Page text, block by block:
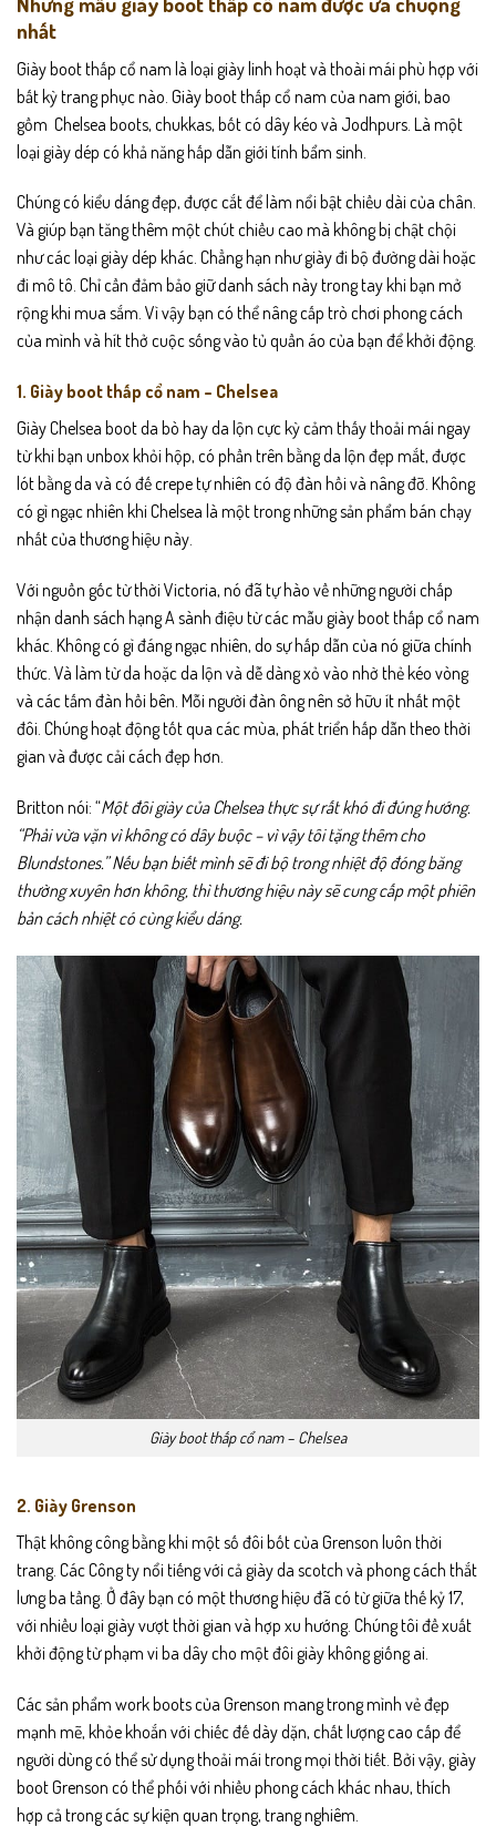
nhất
Giày boot thấp cổ nam là loại giày linh hoạt và thoài mái phù hợp với
bất kỳ trang phục nào. Giày boot thấp cổ nam của nam giới, bao
gồm Chelsea boots, chukkas, bốt có dây kéo và Jodhpurs. Là một
loại giày dép có khả năng hấp dẫn giới tính bẩm sinh.
Chúng có kiểu dáng đẹp, được cắt để làm nổi bật chiều dài của chân.
Và giúp bạn tăng thêm một chút chiều cao mà không bị chật chội
như các loại giày dép khác. Chẳng hạn như giày đi bộ đường dài hoặc
đi mô tô. Chỉ cần đảm bảo giữ danh sách này trong tay khi bạn mở
rộng khi mua sắm. Vì vậy bạn có thể nâng cấp trò chơi phong cách
của mình và hít thở cuộc sống vào tủ quần áo của bạn để khởi động.
1. Giày boot thấp cổ nam – Chelsea
Giày Chelsea boot da bò hay da lộn cực kỳ cảm thấy thoải mái ngay
từ khi bạn unbox khỏi hộp, có phần trên bằng da lộn đẹp mắt, được
lót bằng da và có đế crepe tự nhiên có độ đàn hồi và nâng đỡ. Không
có gì ngạc nhiên khi Chelsea là một trong những sản phẩm bán chạy
nhất của thương hiệu này.
Với nguồn gốc từ thời Victoria, nó đã tự hào về những người chấp
nhận danh sách hạng A sành điệu từ các mẫu giày boot thấp cổ nam
khác. Không có gì đáng ngạc nhiên, do sự hấp dẫn của nó giữa chính
thức. Và làm từ da hoặc da lộn và dễ dàng xỏ vào nhờ thẻ kéo vòng
và các tấm đàn hồi bên. Mỗi người đàn ông nên sở hữu ít nhất một
đôi. Chúng hoạt động tốt qua các mùa, phát triển hấp dẫn theo thời
gian và được cải cách đẹp hơn.
Britton nói: “Một đôi giày của Chelsea thực sự rất khó đi đúng hướng.
“Phải vừa vặn vì không có dây buộc – vì vậy tôi tặng thêm cho
Blundstones.” Nếu bạn biết mình sẽ đi bộ trong nhiệt độ đóng băng
thường xuyên hơn không, thì thương hiệu này sẽ cung cấp một phiên
bản cách nhiệt có cùng kiểu dáng.
Giày boot thấp cổ nam – Chelsea
2. Giày Grenson
Thật không công bằng khi một số đôi bốt của Grenson luôn thời
trang. Các Công ty nổi tiếng với cả giày da scotch và phong cách thắt
lưng ba tầng. Ở đây bạn có một thương hiệu đã có từ giữa thế kỷ 17,
với nhiều loại giày vượt thời gian và hợp xu hướng. Chúng tôi đề xuất
khởi động từ phạm vi ba dây cho một đôi giày không giống ai.
Các sản phẩm work boots của Grenson mang trong mình vẻ đẹp
mạnh mẽ, khỏe khoắn với chiếc đế dày dặn, chất lượng cao cấp để
người dùng có thể sử dụng thoải mái trong mọi thời tiết. Bởi vậy, giày
boot Grenson có thể phối với nhiều phong cách khác nhau, thích
hợp cả trong các sự kiện quan trọng, trang nghiêm.